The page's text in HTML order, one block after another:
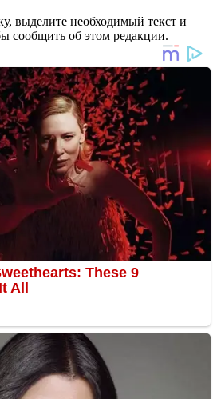
выделите необходимый текст и
сообщить об этом редакции.